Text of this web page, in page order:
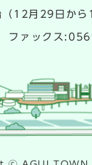
12月29日から
ファックス